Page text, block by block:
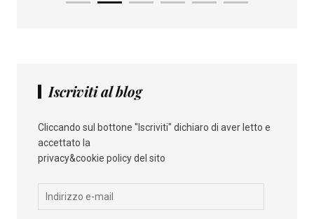
Iscriviti al blog
Cliccando sul bottone "Iscriviti" dichiaro di aver letto e
accettato la
privacy&cookie policy del sito
Indirizzo